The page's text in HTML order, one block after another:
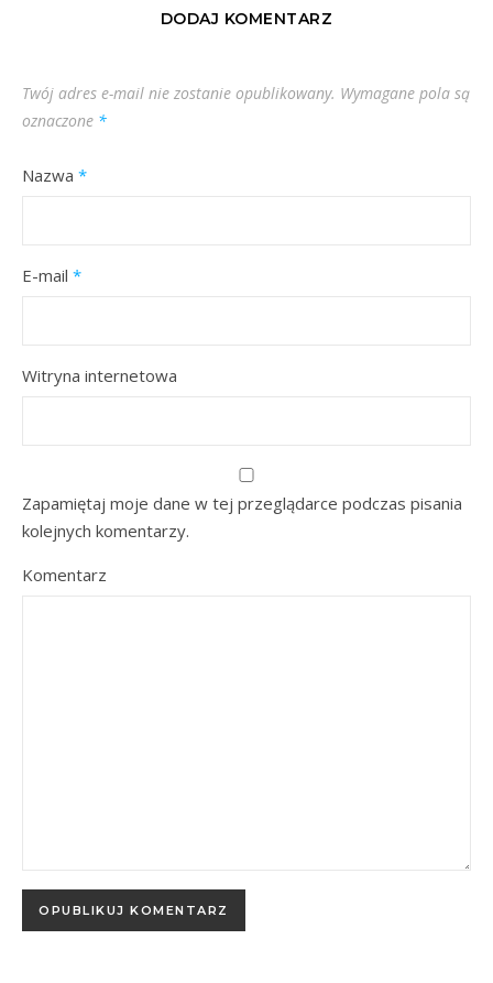
DODAJ KOMENTARZ
Twój adres e-mail nie zostanie opublikowany. Wymagane pola są
oznaczone *
Nazwa *
E-mail *
Witryna internetowa
Zapamiętaj moje dane w tej przeglądarce podczas pisania
kolejnych komentarzy.
Komentarz